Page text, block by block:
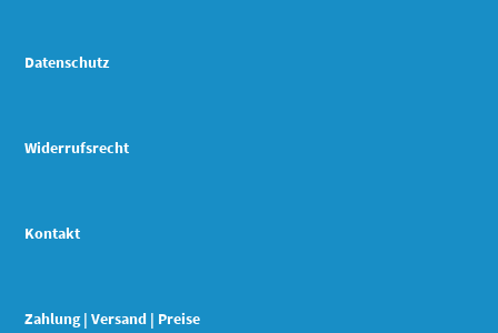
Datenschutz
Widerrufsrecht
Kontakt
Zahlung | Versand | Preise